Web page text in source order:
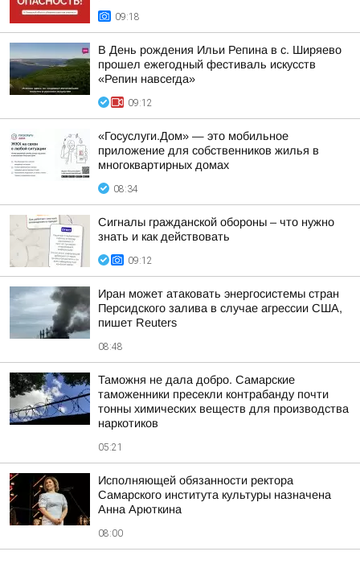
09:18
В День рождения Ильи Репина в с. Ширяево
прошел ежегодный фестиваль искусств
«Репин навсегда»
09:12
«Госуслуги.Дом» — это мобильное
приложение для собственников жилья в
многоквартирных домах
08:34
Сигналы гражданской обороны – что нужно
знать и как действовать
09:12
Иран может атаковать энергосистемы стран
Персидского залива в случае агрессии США,
пишет Reuters
08:48
Таможня не дала добро. Самарские
таможенники пресекли контрабанду почти
тонны химических веществ для производства
наркотиков
05:21
Исполняющей обязанности ректора
Самарского института культуры назначена
Анна Арюткина
08:00